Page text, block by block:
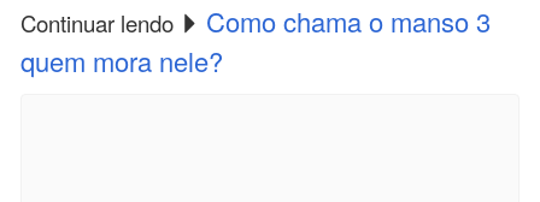
Continuar lendo
Como chama o manso 3
quem mora nele?